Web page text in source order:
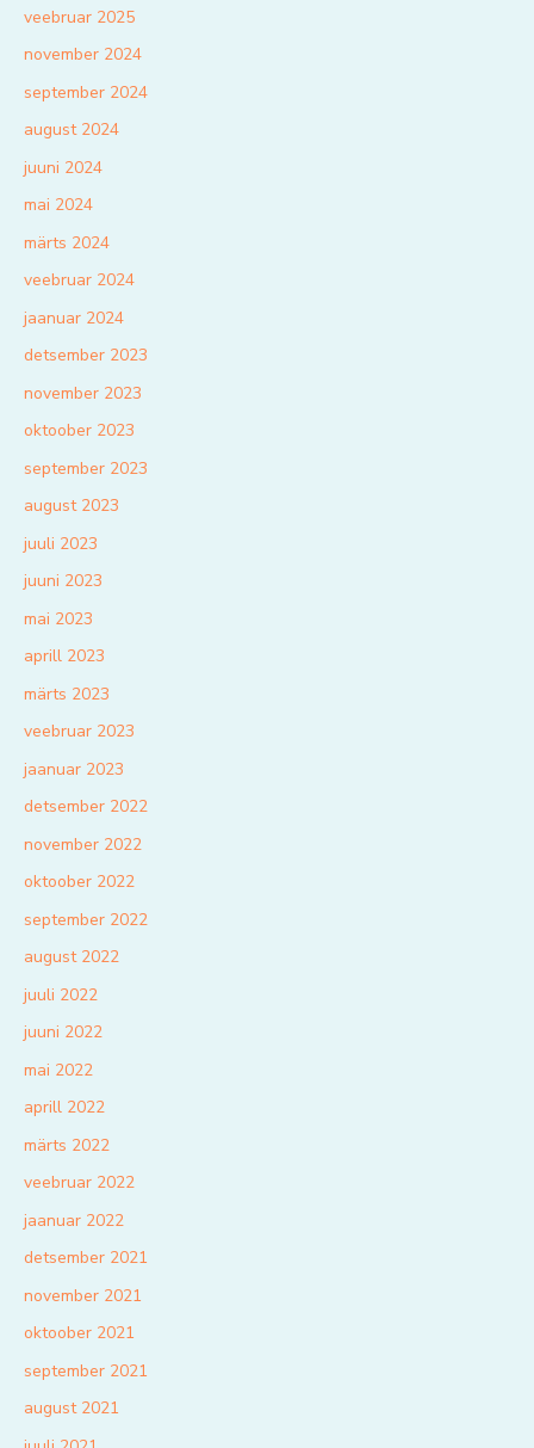
veebruar 2025
november 2024
september 2024
august 2024
juuni 2024
mai 2024
märts 2024
veebruar 2024
jaanuar 2024
detsember 2023
november 2023
oktoober 2023
september 2023
august 2023
juuli 2023
juuni 2023
mai 2023
aprill 2023
märts 2023
veebruar 2023
jaanuar 2023
detsember 2022
november 2022
oktoober 2022
september 2022
august 2022
juuli 2022
juuni 2022
mai 2022
aprill 2022
märts 2022
veebruar 2022
jaanuar 2022
detsember 2021
november 2021
oktoober 2021
september 2021
august 2021